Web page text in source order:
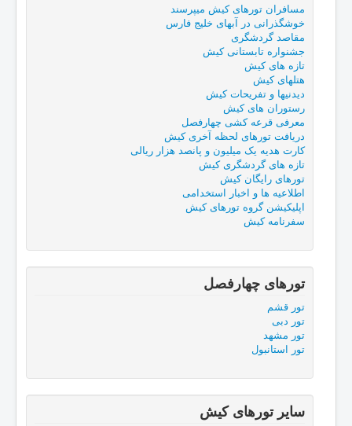
مسافران تورهای کیش میپرسند
خوشگذرانی در آبهای خلیج فارس
مقاصد گردشگری
جشنواره تابستانی کیش
تازه های کیش
هتلهای کیش
دیدنیها و تفریحات کیش
رستوران های کیش
معرفی قرعه کشی چهارفصل
دریافت تورهای لحظه آخری کیش
کارت هدیه یک میلیون و پانصد هزار ریالی
تازه های گردشگری کیش
تورهای رایگان کیش
اطلاعیه ها و اخبار استخدامی
اپلیکیشن گروه تورهای کیش
سفرنامه کیش
تورهای چهارفصل
تور قشم
تور دبی
تور مشهد
تور استانبول
ساير تورهای کیش